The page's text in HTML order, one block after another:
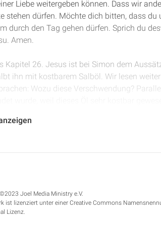
Liebe weitergeben können. Dass wir
stehen dürfen. Möchte dich bitten, dass
durch den Tag gehen dürfen. Sprich du
Amen.
Kapitel 26. Jesus ist bei Simon dem
ihn mit kostbarem Salböl. Wir lesen
Wozu diese Verschwendung?
dass dieser Gedanke des Fehlerfindens
Leib gießt, hat sie mich zum
dass er nicht mehr lange hier sein wird,
Joel Media Ministry e.V.
ist lizenziert unter einer Creative Commons
Lizenz.